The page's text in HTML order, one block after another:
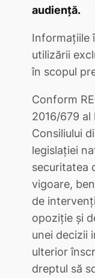
audiență.
Informațiile
utilizării
în scopul
Conform
2016/679 al
Consiliului
legislației
securitatea
vigoare,
de
opoziție și
unei decizii
ulterior
dreptul să